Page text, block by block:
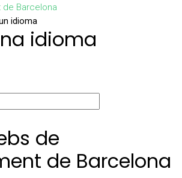
idioma
idioma
de
de Barcelona